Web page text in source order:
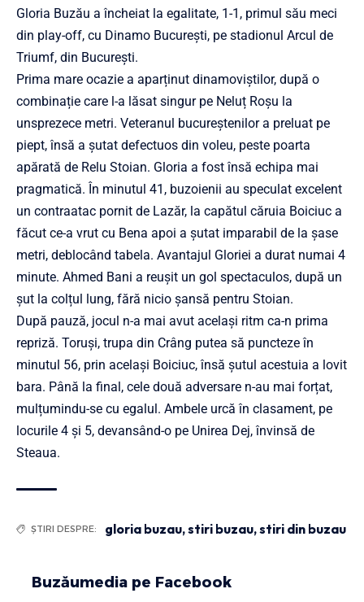
Gloria Buzău a încheiat la egalitate, 1-1, primul său meci
din play-off, cu Dinamo București, pe stadionul Arcul de
Triumf, din București.
Prima mare ocazie a aparținut dinamoviștilor, după o
combinație care l-a lăsat singur pe Neluț Roșu la
unsprezece metri. Veteranul bucureștenilor a preluat pe
piept, însă a șutat defectuos din voleu, peste poarta
apărată de Relu Stoian. Gloria a fost însă echipa mai
pragmatică. În minutul 41, buzoienii au speculat excelent
un contraatac pornit de Lazăr, la capătul căruia Boiciuc a
făcut ce-a vrut cu Bena apoi a șutat imparabil de la șase
metri, deblocând tabela. Avantajul Gloriei a durat numai 4
minute. Ahmed Bani a reușit un gol spectaculos, după un
șut la colțul lung, fără nicio șansă pentru Stoian.
După pauză, jocul n-a mai avut același ritm ca-n prima
repriză. Toruși, trupa din Crâng putea să puncteze în
minutul 56, prin același Boiciuc, însă șutul acestuia a lovit
bara. Până la final, cele două adversare n-au mai forțat,
mulțumindu-se cu egalul. Ambele urcă în clasament, pe
locurile 4 și 5, devansând-o pe Unirea Dej, învinsă de
Steaua.
ȘTIRI DESPRE: gloria buzau,stiri buzau,stiri din buzau
Buzăumedia pe Facebook